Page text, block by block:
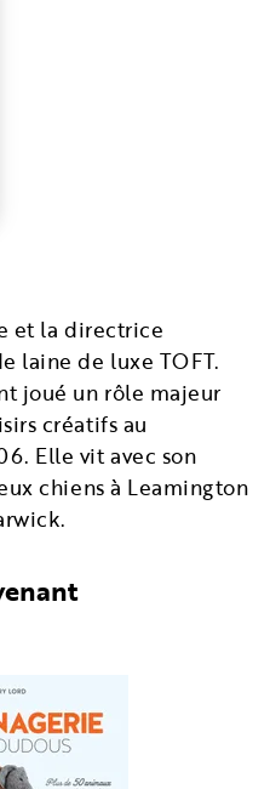
et la directrice
laine de luxe TOFT.
joué un rôle majeur
créatifs au
Elle vit avec son
chiens à Leamington